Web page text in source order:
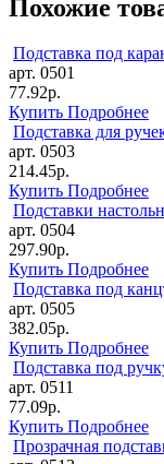
Похожие
Подставка под
арт. 0501
77.92р.
Купить Подробнее
Подставка для
арт. 0503
214.45р.
Купить Подробнее
Подставки
арт. 0504
297.90р.
Купить Подробнее
Подставка под
арт. 0505
382.05р.
Купить Подробнее
Подставка под
арт. 0511
77.09р.
Купить Подробнее
Прозрачная